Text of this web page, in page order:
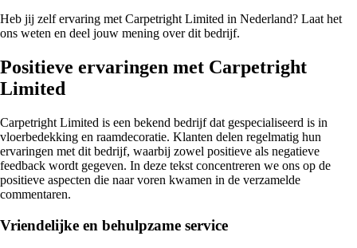
Heb jij zelf ervaring met Carpetright Limited in Nederland? Laat het
ons weten en deel jouw mening over dit bedrijf.
Positieve ervaringen met Carpetright
Limited
Carpetright Limited is een bekend bedrijf dat gespecialiseerd is in
vloerbedekking en raamdecoratie. Klanten delen regelmatig hun
ervaringen met dit bedrijf, waarbij zowel positieve als negatieve
feedback wordt gegeven. In deze tekst concentreren we ons op de
positieve aspecten die naar voren kwamen in de verzamelde
commentaren.
Vriendelijke en behulpzame service